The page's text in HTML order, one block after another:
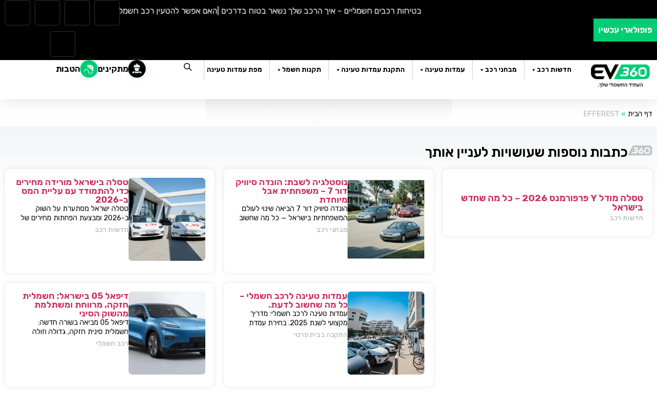
פופולארי עכשיו
בטיחות רכבים חשמליים – איך הרכב שלך נשאר בטוח בדרכים |האם אפשר להטעין רכב חשמלי בגשם? כל מה שצריך לדעת |
חדשות רכב מבחני רכב עמדות טעינה התקנת עמדות טעינה תקנות חשמל מפת עמדות טעינה מתקינים הטבות
דף הבית »
EFFEREST
כתבות נוספות שעושויות לעניין אותך
טסלה מודל Y פרפורמנס 2026 – כל מה שחדש
בישראל
חדשות רכב
נוסטלגיה לשבת: הונדה סיוויק
דור 7 – משפחתית אבל
מיוחדת
הונדה סיוויק דור 7 הביאה שינוי לעולם
המשפחתיות בישראל — כל מה שחשוב
לדעת, מפרטים ועד השפעות על השוק
מבחני רכב
טסלה בישראל מורידה מחירים
כדי להתמודד עם עליית המס
ב-2026
טסלה ישראל מסתערת על השוק
ב-2026 ומבצעת הפחתות מחירים של
חדשות רכב
עמדות טעינה לרכב חשמלי –
כל מה שחשוב לדעת.
עמדות טעינה לרכב חשמלי: מדריך
מקצועי לשנת 2025. בחירת עמדת
טעינה, התקנה בבית או בבניין, שיקולים,
טיפים, ומענה על כל השאלות המרכזיות.
התקנה בבית פרטי
דיפאל 05 בישראל: חשמלית
חזקה, מרווחת ומשתלמת
מהשוק הסיני
דיפאל 05 מביאה בשורה חדשה:
חשמלית סינית חזקה, גדולה וזולה
שמאיימת לערער את מתחרות יונדאי
וטויוטה. גלה למה היא משנה את חוקי
רכב חשמלי